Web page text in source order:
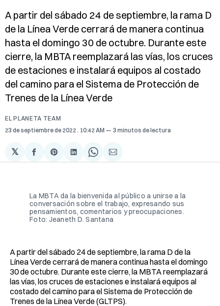
A partir del sábado 24 de septiembre, la rama D
de la Línea Verde cerrará de manera continua
hasta el domingo 30 de octubre. Durante este
cierre, la MBTA reemplazará las vías, los cruces
de estaciones e instalará equipos al costado
del camino para el Sistema de Protección de
Trenes de la Línea Verde
EL PLANETA TEAM
23 de septiembre de 2022 . 10:42 AM 3 minutos de lectura
𝕏
Compartir
en
Share
on
Compartir
en
Share
on
Compartir
via
La MBTA da la bienvenida al público a unirse a la
conversación sobre el trabajo, expresando sus
pensamientos, comentarios y preocupaciones.
Foto: Jeaneth D. Santana
A partir del sábado 24 de septiembre, la rama D de la
Línea Verde cerrará de manera continua hasta el domingo
30 de octubre. Durante este cierre, la MBTA reemplazará
las vías, los cruces de estaciones e instalará equipos al
costado del camino para el Sistema de Protección de
Trenes de la Línea Verde (GLTPS).